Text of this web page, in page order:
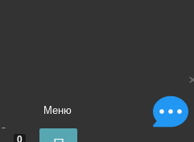
0
Меню